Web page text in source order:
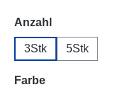
Anzahl auswählen
3Stk 5Stk
Farbeauswählen